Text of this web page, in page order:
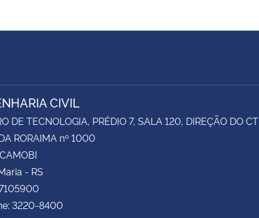
CIVIL
DE TECNOLOGIA, PRÉDIO 7, SALA 120, DIREÇÃO DO CT
RORAIMA nº 1000
- RS
3220-8400